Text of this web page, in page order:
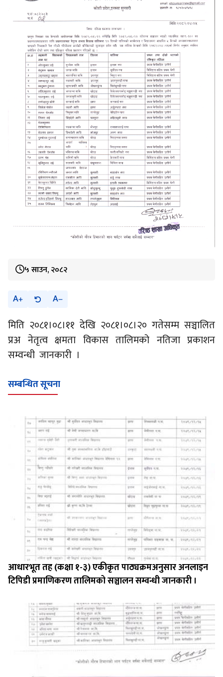
५ साउन, २०८२
A A
मिति २०८१।०८।११ देखि २०८१।०८।२० गतेसम्म सञ्चालित
प्रअ नेतृत्व क्षमता विकास तालिमको नतिजा प्रकाशन
सम्वन्धी जानकारी ।
सम्बन्धित सूचना
आधारभूत तह (कक्षा १-३) एकीकृत पाठ्यक्रमअनुसार अनलाइन
टिपिडी प्रमाणिकरण तालिमको सञ्चालन सम्वन्धी जानकारी ।